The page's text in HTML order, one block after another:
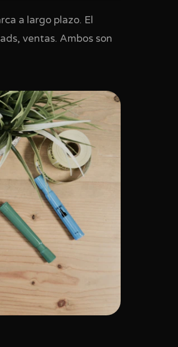
a largo plazo. El
ventas. Ambos son